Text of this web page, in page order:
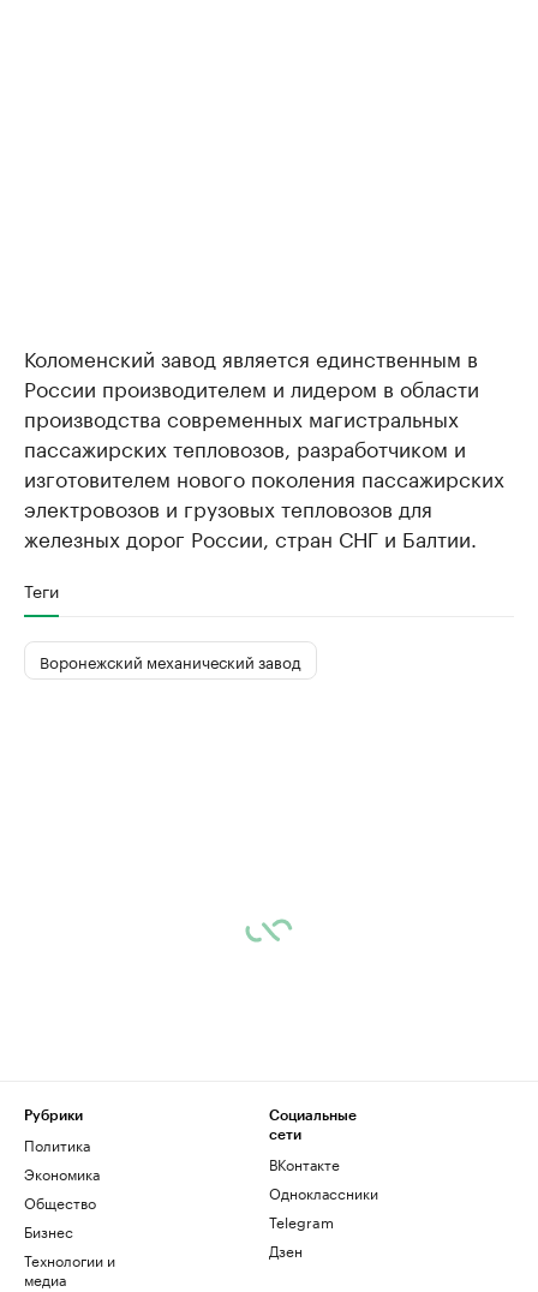
Коломенский завод является единственным в
России производителем и лидером в области
производства современных магистральных
пассажирских тепловозов, разработчиком и
изготовителем нового поколения пассажирских
электровозов и грузовых тепловозов для
железных дорог России, стран СНГ и Балтии.
Теги
Воронежский механический завод
Рубрики
Политика
Экономика
Общество
Бизнес
Технологии и
медиа
Социальные
сети
ВКонтакте
Одноклассники
Telegram
Дзен